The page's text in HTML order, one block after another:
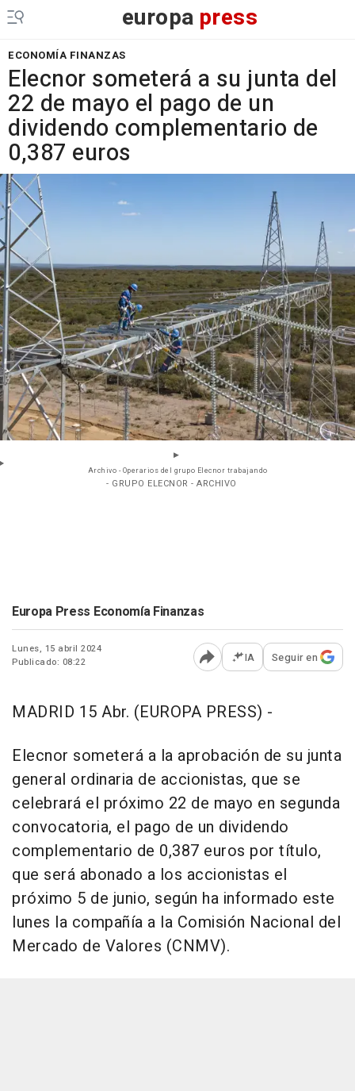
europa press
ECONOMÍA FINANZAS
Elecnor someterá a su junta del
22 de mayo el pago de un
dividendo complementario de
0,387 euros
Archivo - Operarios del grupo Elecnor trabajando
- GRUPO ELECNOR - ARCHIVO
Europa Press Economía Finanzas
Lunes, 15 abril 2024
Publicado: 08:22
Abrir opciones para
IA Seguir en
MADRID 15 Abr. (EUROPA PRESS) -
Elecnor someterá a la aprobación de su junta
general ordinaria de accionistas, que se
celebrará el próximo 22 de mayo en segunda
convocatoria, el pago de un dividendo
complementario de 0,387 euros por título,
que será abonado a los accionistas el
próximo 5 de junio, según ha informado este
lunes la compañía a la Comisión Nacional del
Mercado de Valores (CNMV).